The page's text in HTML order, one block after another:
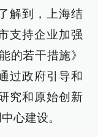
解到，上海结
支持企业加强
的若干措施》
过政府引导和
究和原始创新
心建设。